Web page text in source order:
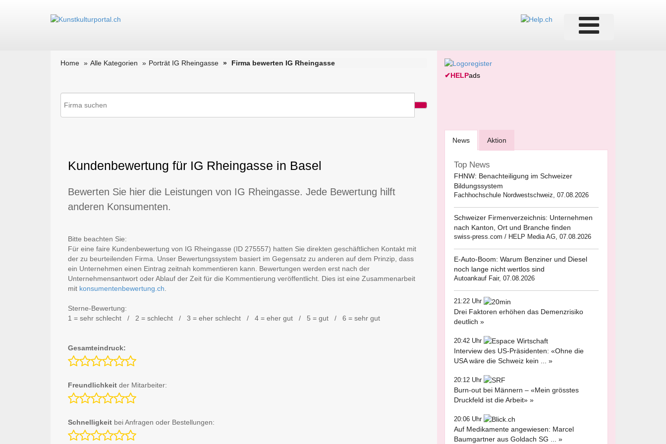
Home Alle Kategorien Porträt IG Rheingasse Firma bewerten IG Rheingasse
Kundenbewertung für IG Rheingasse in Basel
Bewerten Sie hier die Leistungen von IG Rheingasse. Jede Bewertung hilft
anderen Konsumenten.
Bitte beachten Sie:
Für eine faire Kundenbewertung von IG Rheingasse (ID 275557) hatten Sie direkten geschäftlichen Kontakt mit
der zu beurteilenden Firma. Unser Bewertungssystem basiert im Gegensatz zu anderen auf dem Prinzip, dass
ein Unternehmen einen Eintrag zeitnah kommentieren kann. Bewertungen werden erst nach der
Unternehmensantwort oder Ablauf der Zeit für die Kommentierung veröffentlicht. Dies ist eine Zusammenarbeit
mit konsumentenbewertung.ch
Sterne-Bewertung:
1 = sehr schlecht / 2 = schlecht / 3 = eher schlecht / 4 = eher gut / 5 = gut / 6 = sehr gut
Gesamteindruck:
Freundlichkeit der Mitarbeiter:
Schnelligkeit bei Anfragen oder Bestellungen:
✔HELPads
News Aktion
Top News
FHNW: Benachteiligung im Schweizer
Bildungssystem
Fachhochschule Nordwestschweiz, 07.08.2026
Schweizer Firmenverzeichnis: Unternehmen
nach Kanton, Ort und Branche finden
swiss-press.com / HELP Media AG, 07.08.2026
E-Auto-Boom: Warum Benziner und Diesel
noch lange nicht wertlos sind
Autoankauf Fair, 07.08.2026
21:22 Uhr
Drei Faktoren erhöhen das Demenzrisiko
deutlich »
20:42 Uhr
Interview des US-Präsidenten: «Ohne die
USA wäre die Schweiz kein ... »
20:12 Uhr
Burn-out bei Männern – «Mein grösstes
Druckfeld ist die Arbeit» »
20:06 Uhr
Auf Medikamente angewiesen: Marcel
Baumgartner aus Goldach SG ... »